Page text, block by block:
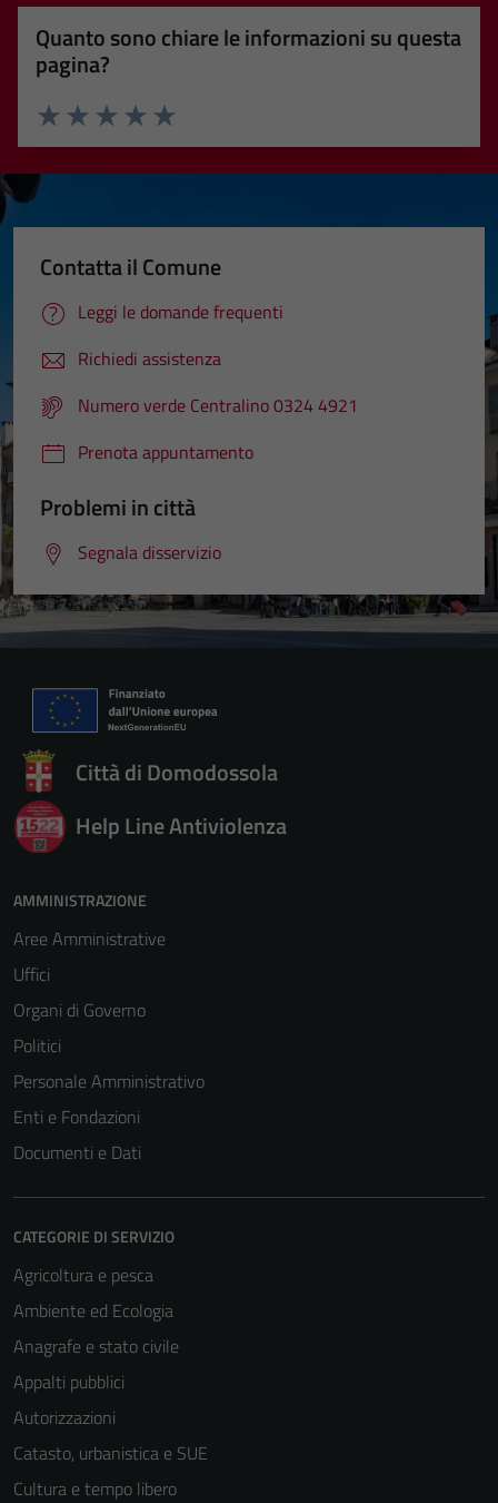
Quanto sono chiare le informazioni su questa
pagina?
Valuta 5 stelle su 5
Valuta 4 stelle su 5
Valuta 3 stelle su 5
Valuta 2 stelle su 5
Valuta 1 stelle su 5
Contatta il Comune
Leggi le domande frequenti
Richiedi assistenza
Numero verde Centralino 0324 4921
Prenota appuntamento
Problemi in città
Segnala disservizio
Città di Domodossola
Help Line Antiviolenza
AMMINISTRAZIONE
Aree Amministrative
Uffici
Organi di Governo
Politici
Personale Amministrativo
Enti e Fondazioni
Documenti e Dati
CATEGORIE DI SERVIZIO
Agricoltura e pesca
Ambiente ed Ecologia
Anagrafe e stato civile
Appalti pubblici
Autorizzazioni
Catasto, urbanistica e SUE
Cultura e tempo libero